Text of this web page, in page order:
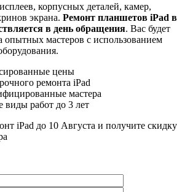
корпусных деталей, камер,
экрана. Ремонт планшетов iPad в
в день обращения. Вас будет
опытных мастеров с использованием
цены
ремонта iPad
мастера
виды работ до 3 лет
iPad до 10 Августа и получите скидку